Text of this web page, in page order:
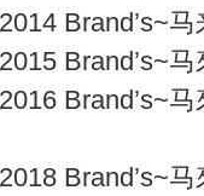
Brand’s~
Brand’s~
Brand’s~
Brand’s~